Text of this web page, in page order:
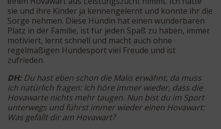
sie und ihre Kinder ja kennengelernt und konnte ihr die
Sorge nehmen. Diese Hündin hat einen wunderbaren
Platz in der Familie, ist für jeden Spaß zu haben, immer
motiviert, lernt schnell und macht auch ohne
regelmäßigen Hundesport viel Freude und ist
zufrieden.
DH: Du hast eben schon die Malis erwähnt, da muss
ich natürlich fragen: Ich höre immer wieder, dass die
Hovawarte nichts mehr taugen. Nun bist du im Sport
unterwegs und führst immer wieder einen Hovawart:
Was gefällt dir am Hovawart?